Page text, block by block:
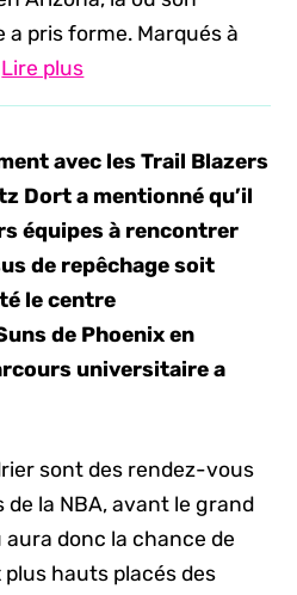
pris forme. Marqués à
Lire plus
avec les Trail Blazers
Dort a mentionné qu’il
équipes à rencontrer
de repêchage soit
le centre
de Phoenix en
universitaire a
sont des rendez-vous
la NBA, avant le grand
aura donc la chance de
hauts placés des